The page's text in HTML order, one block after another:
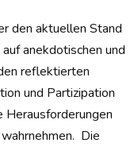
den aktuellen Stand
anekdotischen und
reflektierten
und Partizipation
Die